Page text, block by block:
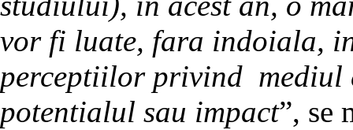
vor fi luate, fara indoiala,
perceptiilor privind mediul
potentialul sau impact”, se